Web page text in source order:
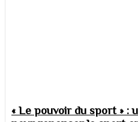
« Le pouvoir du sport » :